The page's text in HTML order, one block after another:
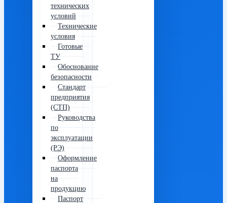
технических
условий
Технические
условия
Готовые
ТУ
Обоснование
безопасности
Стандарт
предприятия
(СТП)
Руководства
по
эксплуатации
(РЭ)
Оформление
паспорта
на
продукцию
Паспорт